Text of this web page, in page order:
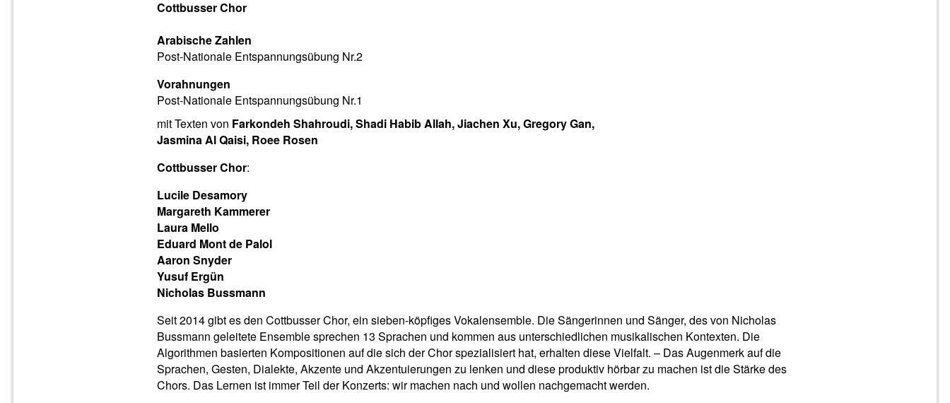
Cottbusser Chor
Arabische Zahlen
Post-Nationale Entspannungsübung Nr.2
Vorahnungen
Post-Nationale Entspannungsübung Nr.1
mit Texten von Farkondeh Shahroudi, Shadi Habib Allah, Jiachen Xu, Gregory Gan,
Jasmina Al Qaisi, Roee Rosen
Cottbusser Chor:
Lucile Desamory
Margareth Kammerer
Laura Mello
Eduard Mont de Palol
Aaron Snyder
Yusuf Ergün
Nicholas Bussmann
Seit 2014 gibt es den Cottbusser Chor, ein sieben-köpfiges Vokalensemble. Die Sängerinnen und Sänger, des von Nicholas
Bussmann geleitete Ensemble sprechen 13 Sprachen und kommen aus unterschiedlichen musikalischen Kontexten. Die
Algorithmen basierten Kompositionen auf die sich der Chor spezialisiert hat, erhalten diese Vielfalt. – Das Augenmerk auf die
Sprachen, Gesten, Dialekte, Akzente und Akzentuierungen zu lenken und diese produktiv hörbar zu machen ist die Stärke des
Chors. Das Lernen ist immer Teil der Konzerts: wir machen nach und wollen nachgemacht werden.